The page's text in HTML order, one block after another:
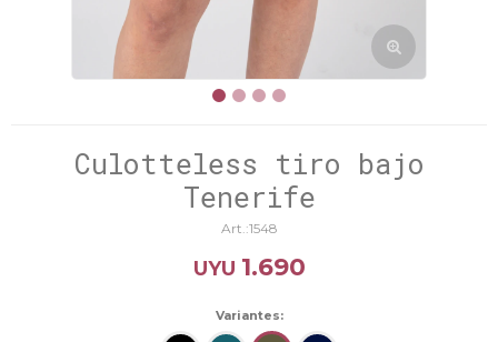
Culotteless tiro bajo
Tenerife
1548
UYU 1.690
Variantes: